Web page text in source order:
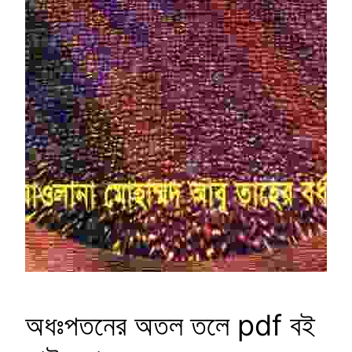
অধঃপতনের অতল তলে pdf বই